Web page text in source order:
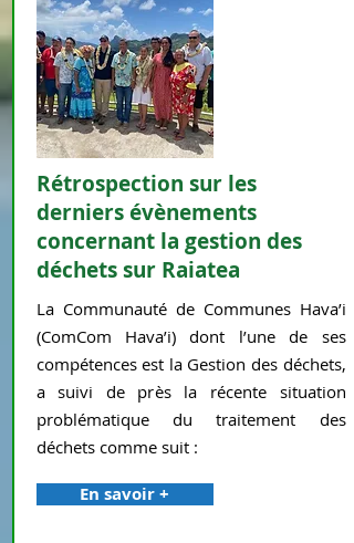
Rétrospection sur les
derniers évènements
concernant la gestion des
déchets sur Raiatea
La Communauté de Communes Hava’i
(ComCom Hava’i) dont l’une de ses
compétences est la Gestion des déchets,
a suivi de près la récente situation
problématique du traitement des
déchets comme suit :
En savoir +